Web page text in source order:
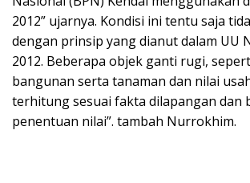
2012” ujarnya. Kondisi ini tentu saja
dengan prinsip yang dianut dalam UU
2012. Beberapa objek ganti rugi,
bangunan serta tanaman dan nilai
terhitung sesuai fakta dilapangan dan
penentuan nilai”. tambah Nurrokhim.